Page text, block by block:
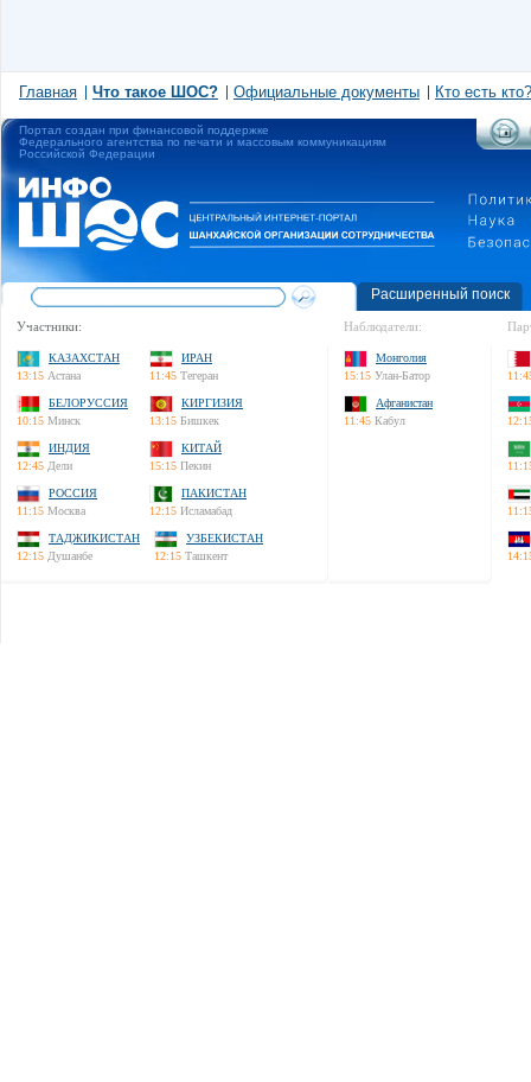
Главная Что такое ШОС? Официальные документы Кто есть кто?
Портал создан при финансовой поддержке
Федерального агентства по печати и массовым коммуникациям
Российской Федерации
Расширенный поиск
Участники:
КАЗАХСТАН
13:15 Астана
ИРАН
11:45 Тегеран
БЕЛОРУССИЯ
10:15 Минск
КИРГИЗИЯ
13:15 Бишкек
ИНДИЯ
12:45 Дели
КИТАЙ
15:15 Пекин
РОССИЯ
11:15 Москва
ПАКИСТАН
12:15 Исламабад
ТАДЖИКИСТАН
12:15 Душанбе
УЗБЕКИСТАН
12:15 Ташкент
Наблюдатели:
Монголия
15:15 Улан-Батор
Афганистан
11:45 Кабул